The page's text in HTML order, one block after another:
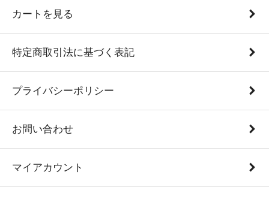
カートを見る
特定商取引法に基づく表記
プライバシーポリシー
お問い合わせ
マイアカウント